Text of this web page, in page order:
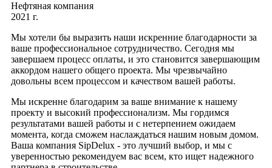
Нефтяная компания
2021 г.
Мы хотели бы выразить наши искренние благодарности за
ваше профессиональное сотрудничество. Сегодня мы
завершаем процесс оплаты, и это становится завершающим
аккордом нашего общего проекта. Мы чрезвычайно
довольны всем процессом и качеством вашей работы.
Мы искренне благодарим за ваше внимание к нашему
проекту и высокий профессионализм. Мы гордимся
результатами вашей работы и с нетерпением ожидаем
момента, когда сможем наслаждаться нашим новым домом.
Ваша компания SipDelux - это лучший выбор, и мы с
уверенностью рекомендуем вас всем, кто ищет надежного